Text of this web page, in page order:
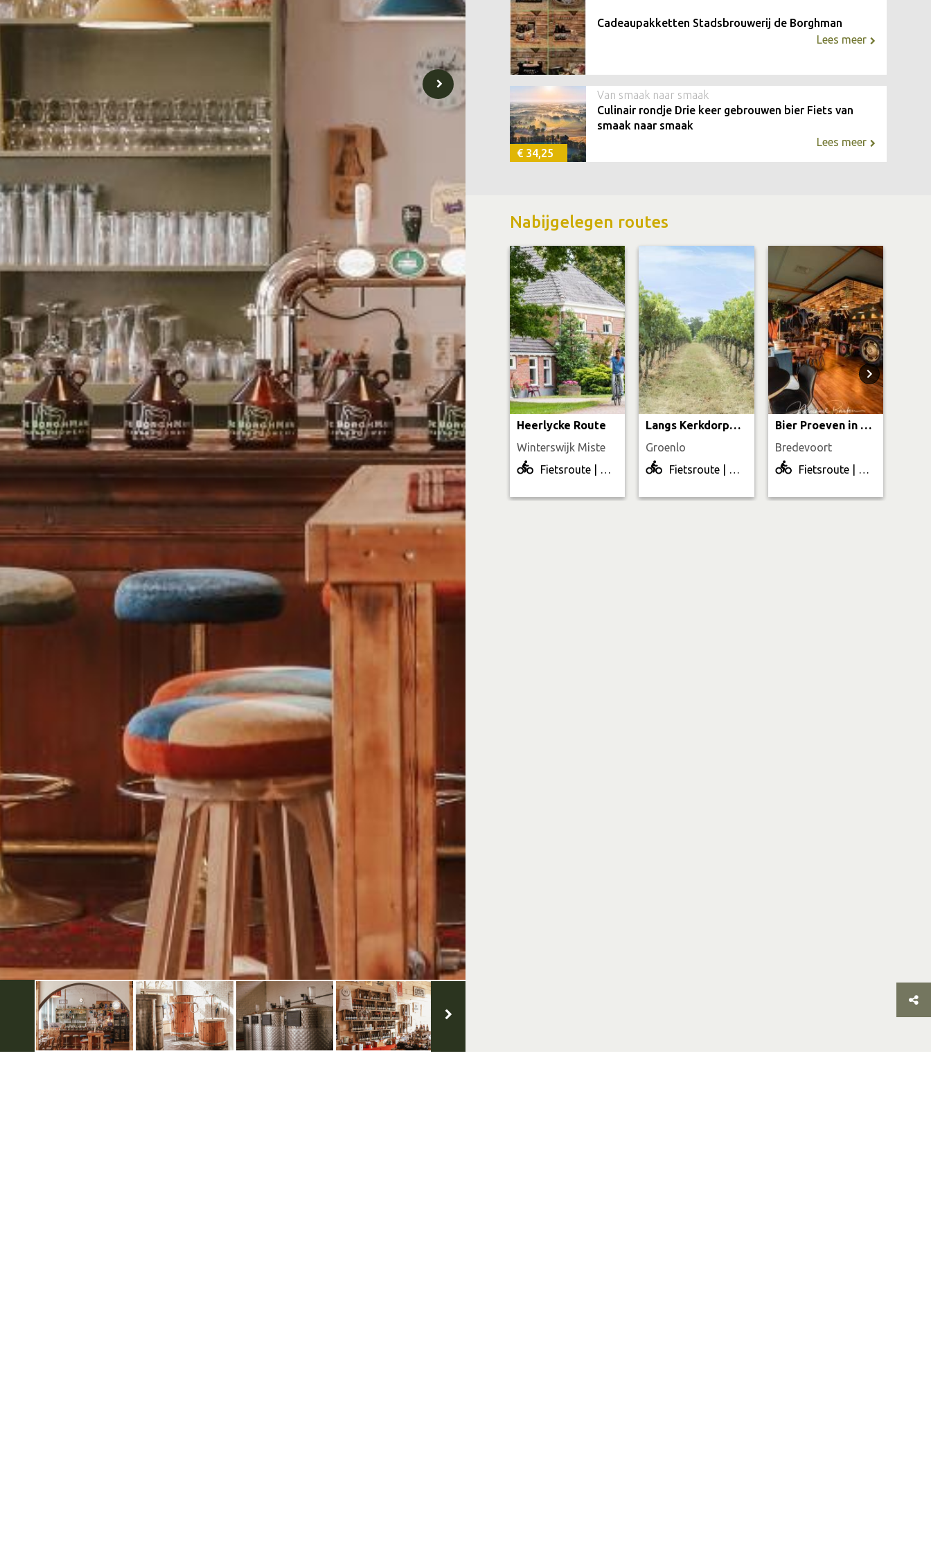
Cadeaupakketten Stadsbrouwerij de Borghman
Lees meer
€ 34,25
Van smaak naar smaak
Culinair rondje Drie keer gebrouwen bier Fiets van
smaak naar smaak
Lees meer
Nabijgelegen routes
Heerlycke Route
Winterswijk Miste
Fietsroute | 12.9 km
Langs Kerkdorpen & Vestingverleden
Groenlo
Fietsroute | 53.2 km
Bier Proeven in Aalten
Bredevoort
Fietsroute | 12.2 km